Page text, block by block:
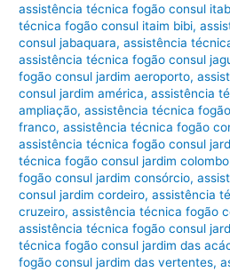
assistência técnica fogão consul
técnica fogão consul itaim bibi,
consul jabaquara,assistência
assistência técnica fogão consul
fogão consul jardim aeroporto,
consul jardim américa,assistência
ampliação,assistência técnica
franco,assistência técnica fogão
assistência técnica fogão consul
técnica fogão consul jardim colombo
fogão consul jardim consórcio,
consul jardim cordeiro,assistência
cruzeiro,assistência técnica fogão
assistência técnica fogão consul
técnica fogão consul jardim das
fogão consul jardim das vertentes,